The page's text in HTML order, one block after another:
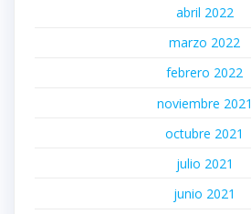
abril 2022
marzo 2022
febrero 2022
noviembre 2021
octubre 2021
julio 2021
junio 2021